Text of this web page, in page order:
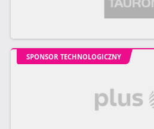
SPONSOR TECHNOLOGICZNY